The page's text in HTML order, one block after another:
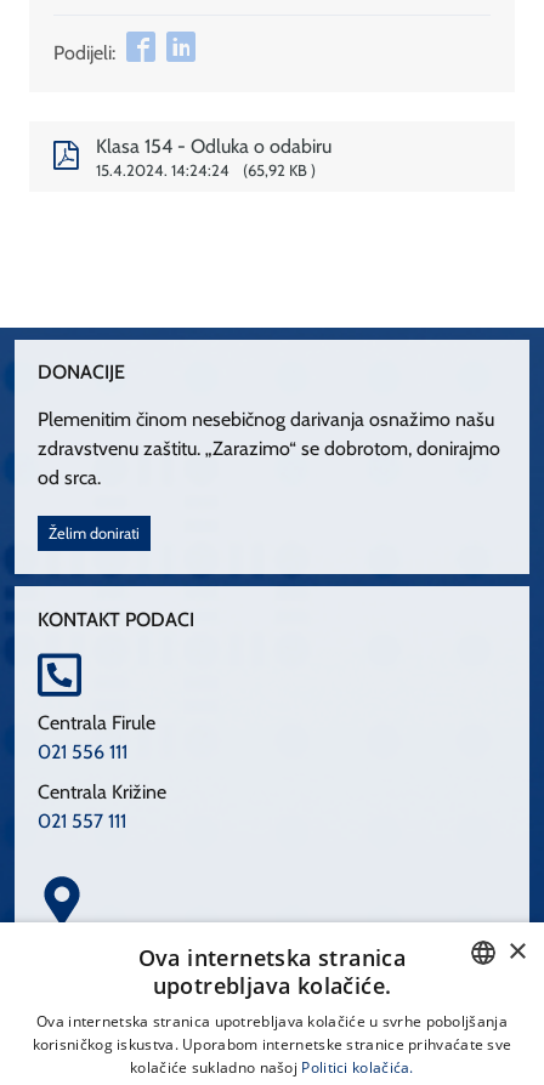
Podijeli:
Klasa 154 - Odluka o odabiru
15.4.2024. 14:24:24 65,92 KB
DONACIJE
Plemenitim činom nesebičnog darivanja osnažimo našu
zdravstvenu zaštitu. „Zarazimo“ se dobrotom, donirajmo
od srca.
Želim donirati
KONTAKT PODACI
Centrala Firule
021 556 111
Centrala Križine
021 557 111
Spinčićeva 1, 21000 Split
CROATIAN
×
Ova internetska stranica
upotrebljava kolačiće.
Ova internetska stranica upotrebljava kolačiće u svrhe poboljšanja
korisničkog iskustva. Uporabom internetske stranice prihvaćate sve
kolačiće sukladno našoj Politici kolačića.